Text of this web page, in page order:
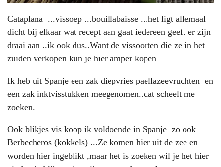
Cataplana ...vissoep ...bouillabaisse ...het ligt allemaal
dicht bij elkaar wat recept aan gaat iedereen geeft er zijn
draai aan ..ik ook dus..Want de vissoorten die ze in het
zuiden verkopen kun je hier amper kopen
Ik heb uit Spanje een zak diepvries paellazeevruchten en
een zak inktvisstukken meegenomen..dat scheelt me
zoeken.
Ook blikjes vis koop ik voldoende in Spanje zo ook
Berbecheros (kokkels) ...Ze komen hier uit de zee en
worden hier ingeblikt ,maar het is zoeken wil je het hier